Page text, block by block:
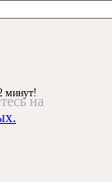
на
минут!